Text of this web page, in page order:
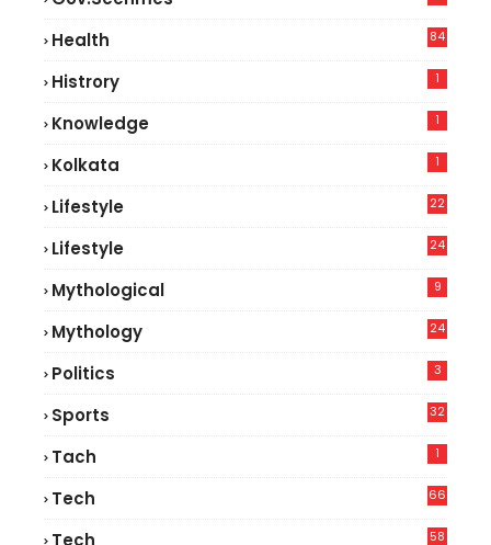
Health
84
Histrory 1
Knowledge 1
Kolkata 1
Lifestyle
22
Lifestyle
24
Mythological 9
Mythology 24
Politics 3
Sports 32
Tach 1
Tech
66
Tech
58